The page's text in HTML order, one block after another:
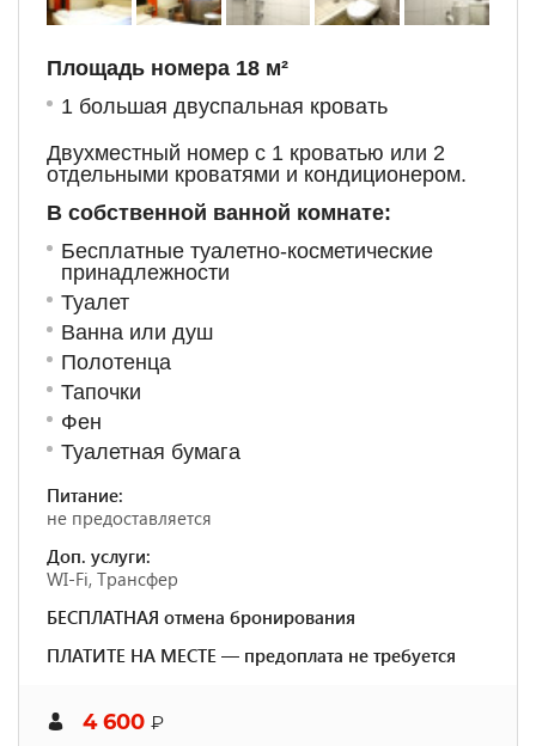
Площадь номера 18 м²
1 большая двуспальная кровать
Двухместный номер с 1 кроватью или 2
отдельными кроватями и кондиционером.
В собственной ванной комнате:
Бесплатные туалетно-косметические
принадлежности
Туалет
Ванна или душ
Полотенца
Тапочки
Фен
Туалетная бумага
Питание:
не предоставляется
Доп. услуги:
WI-Fi, Трансфер
БЕСПЛАТНАЯ отмена бронирования
ПЛАТИТЕ НА МЕСТЕ — предоплата не требуется
4 600 ₽